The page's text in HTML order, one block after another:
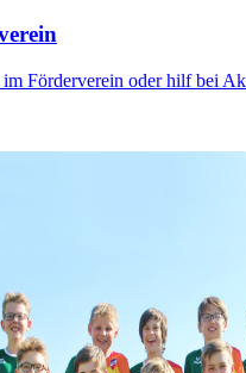
Förderverein oder hilf bei